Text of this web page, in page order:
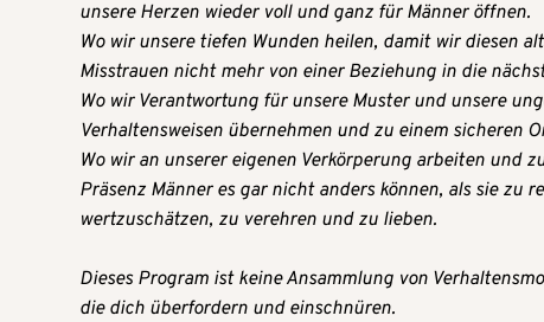
unsere Herzen wieder voll und ganz für Männer öffnen.
Wo wir unsere tiefen Wunden heilen, damit wir diesen
Misstrauen nicht mehr von einer Beziehung in die
Wo wir Verantwortung für unsere Muster und unsere
Verhaltensweisen übernehmen und zu einem sicheren
Wo wir an unserer eigenen Verkörperung arbeiten und
Präsenz Männer es gar nicht anders können, als sie zu
wertzuschätzen, zu verehren und zu lieben.
Dieses Program ist keine Ansammlung von
die dich überfordern und einschnüren.